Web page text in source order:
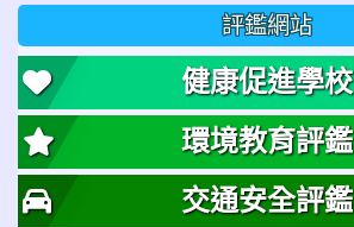
評鑑網站
健康促進學校
環境教育評鑑
交通安全評鑑